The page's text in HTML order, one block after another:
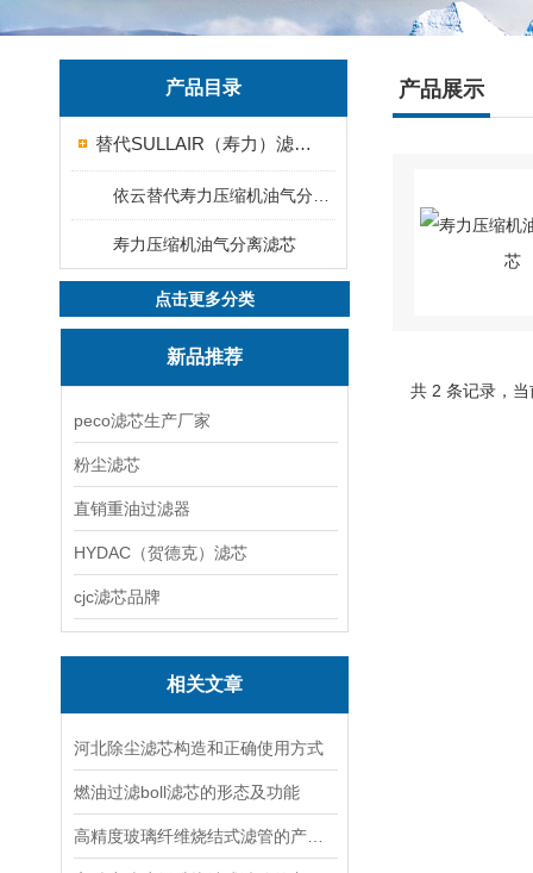
产品目录
替代SULLAIR（寿力）滤芯、滤清器产品
寿力压缩机油气分离滤芯
点击更多分类
新品推荐
peco滤芯生产厂家
粉尘滤芯
直销重油过滤器
HYDAC（贺德克）滤芯
cjc滤芯品牌
相关文章
河北除尘滤芯构造和正确使用方式
燃油过滤boll滤芯的形态及功能
产品展示
共 2 条记录，